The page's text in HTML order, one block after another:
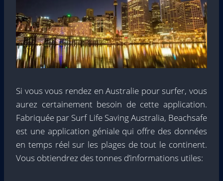
Si vous vous rendez en Australie pour surfer, vous
aurez certainement besoin de cette application.
Fabriquée par Surf Life Saving Australia, Beachsafe
est une application géniale qui offre des données
en temps réel sur les plages de tout le continent.
Vous obtiendrez des tonnes d’informations utiles: